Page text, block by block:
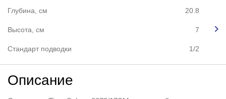
Глубина, см 20.8
Высота, см 7
Стандарт подводки 1/2
Описание